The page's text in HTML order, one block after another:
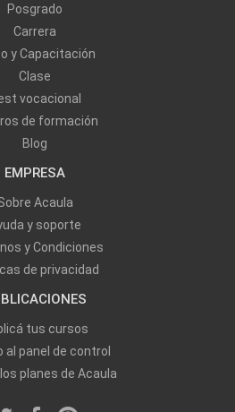
Posgrado
Carrera
y Capacitación
Clase
vocacional
de formación
Blog
EMPRESA
Acaula
y soporte
y Condiciones
de privacidad
tus cursos
al panel de control
planes de Acaula